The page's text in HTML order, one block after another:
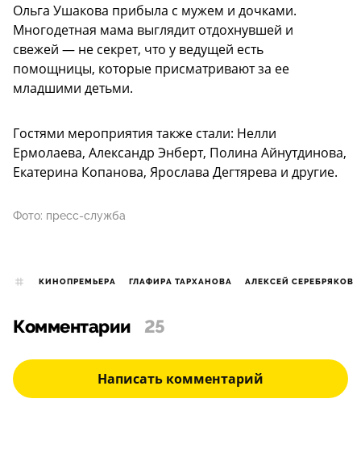
Ольга Ушакова прибыла с мужем и дочками.
Многодетная мама выглядит отдохнувшей и
свежей — не секрет, что у ведущей есть
помощницы, которые присматривают за ее
младшими детьми.
Гостями мероприятия также стали: Нелли
Ермолаева, Александр Энберт, Полина Айнутдинова,
Екатерина Копанова, Ярослава Дегтярева и другие.
Фото: пресс-служба
КИНОПРЕМЬЕРА ГЛАФИРА ТАРХАНОВА АЛЕКСЕЙ СЕРЕБРЯКОВ
Комментарии 25
Написать комментарий